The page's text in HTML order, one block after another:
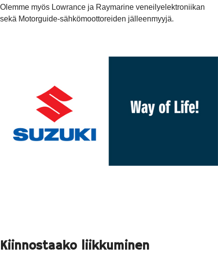
Olemme myös Lowrance ja Raymarine veneilyelektroniikan
sekä Motorguide-sähkömoottoreiden jälleenmyyjä.
Kiinnostaako liikkuminen